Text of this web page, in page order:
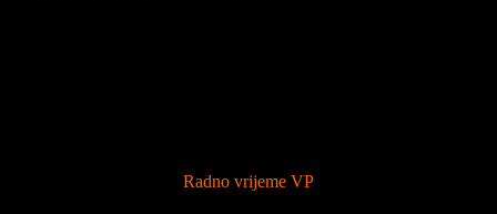
Radno vrijeme VP